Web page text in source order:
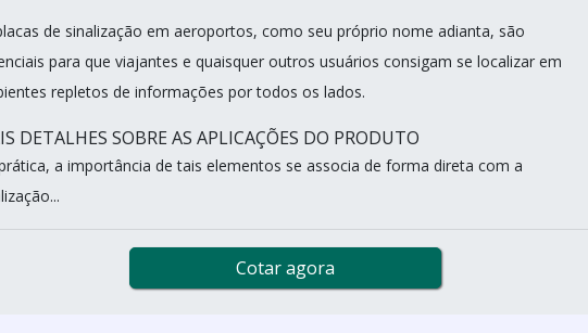
de sinalização em aeroportos, como seu próprio nome adianta, são
para que viajantes e quaisquer outros usuários consigam se localizar em
repletos de informações por todos os lados.
DETALHES SOBRE AS APLICAÇÕES DO PRODUTO
a importância de tais elementos se associa de forma direta com a
Cotar agora